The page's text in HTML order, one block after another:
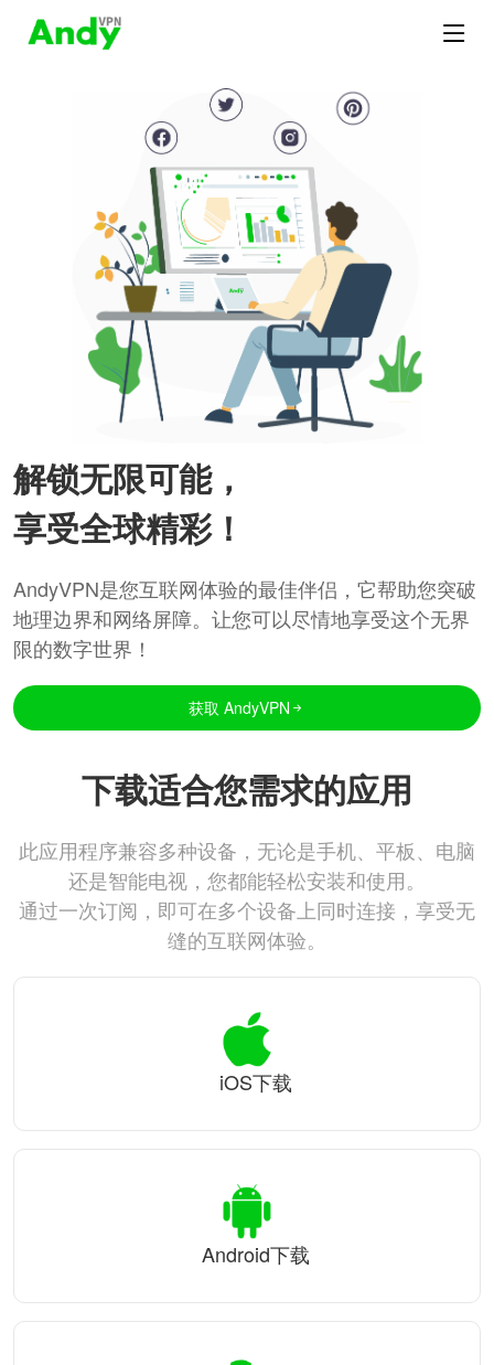
解锁无限可能，
享受全球精彩！
AndyVPN是您互联网体验的最佳伴侣，它帮助您突破
地理边界和网络屏障。让您可以尽情地享受这个无界
限的数字世界！
获取 AndyVPN
下载适合您需求的应用
此应用程序兼容多种设备，无论是手机、平板、电脑
还是智能电视，您都能轻松安装和使用。
通过一次订阅，即可在多个设备上同时连接，享受无
缝的互联网体验。
iOS下载
Android下载